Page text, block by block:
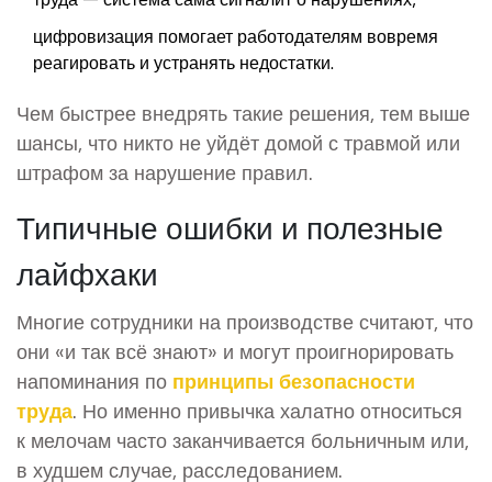
цифровизация помогает работодателям вовремя
реагировать и устранять недостатки.
Чем быстрее внедрять такие решения, тем выше
шансы, что никто не уйдёт домой с травмой или
штрафом за нарушение правил.
Типичные ошибки и полезные
лайфхаки
Многие сотрудники на производстве считают, что
они «и так всё знают» и могут проигнорировать
напоминания по принципы безопасности
труда. Но именно привычка халатно относиться
к мелочам часто заканчивается больничным или,
в худшем случае, расследованием.